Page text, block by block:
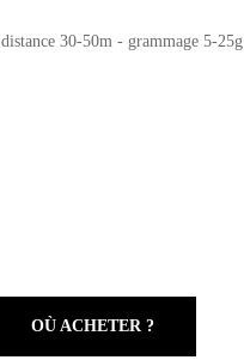
distance 30-50m - grammage 5-25g
OÙ ACHETER ?